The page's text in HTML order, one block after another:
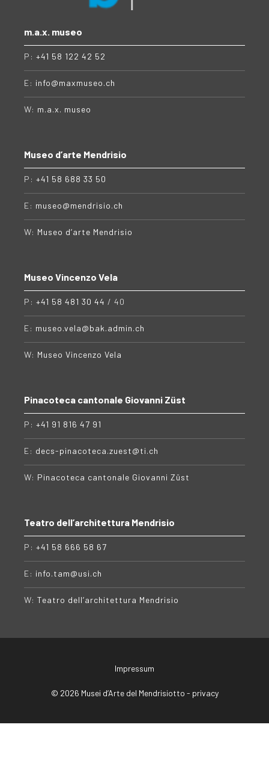
m.a.x. museo
P: +41 58 122 42 52
E: info@maxmuseo.ch
W: m.a.x. museo
Museo d’arte Mendrisio
P: +41 58 688 33 50
E: museo@mendrisio.ch
W: Museo d’arte Mendrisio
Museo Vincenzo Vela
P: +41 58 481 30 44 / 40
E: museo.vela@bak.admin.ch
W: Museo Vincenzo Vela
Pinacoteca cantonale Giovanni Züst
P: +41 91 816 47 91
E: decs-pinacoteca.zuest@ti.ch
W: Pinacoteca cantonale Giovanni Züst
Teatro dell’architettura Mendrisio
P: +41 58 666 58 67
E: info.tam@usi.ch
W: Teatro dell’architettura Mendrisio
Impressum
© 2026 Musei d’Arte del Mendrisiotto - privacy